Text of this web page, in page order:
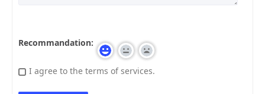
Recommandation:
I agree to the terms of services.